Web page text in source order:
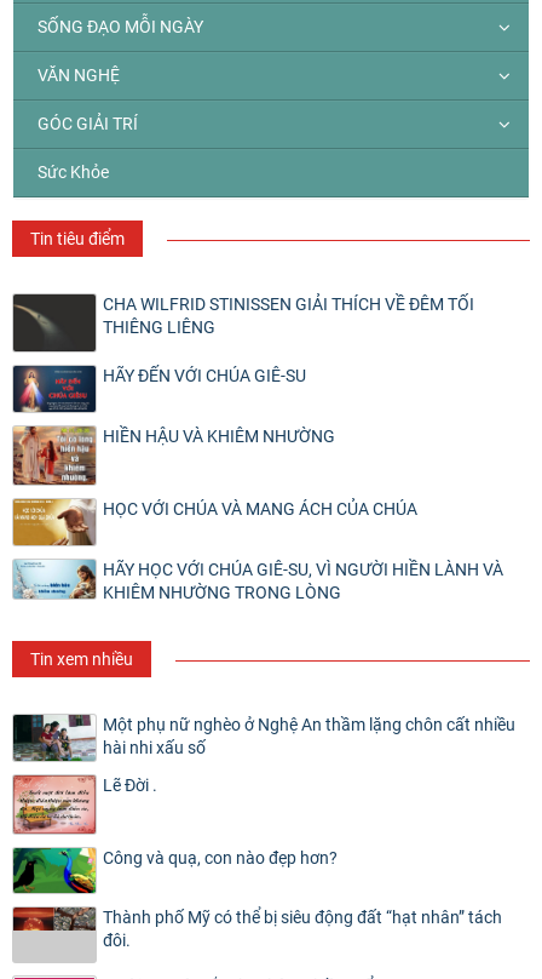
SỐNG ĐẠO MỖI NGÀY
VĂN NGHỆ
GÓC GIẢI TRÍ
Sức Khỏe
Tin tiêu điểm
CHA WILFRID STINISSEN GIẢI THÍCH VỀ ĐÊM TỐI
THIÊNG LIÊNG
HÃY ĐẾN VỚI CHÚA GIÊ-SU
HIỀN HẬU VÀ KHIÊM NHƯỜNG
HỌC VỚI CHÚA VÀ MANG ÁCH CỦA CHÚA
HÃY HỌC VỚI CHÚA GIÊ-SU, VÌ NGƯỜI HIỀN LÀNH VÀ
KHIÊM NHƯỜNG TRONG LÒNG
Tin xem nhiều
Một phụ nữ nghèo ở Nghệ An thầm lặng chôn cất nhiều
hài nhi xấu số
Lẽ Đời .
Công và quạ, con nào đẹp hơn?
Thành phố Mỹ có thể bị siêu động đất “hạt nhân” tách
đôi.